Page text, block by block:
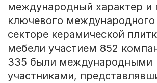
международный характер и
ключевого
секторе керамической
мебели участием 852
335 были международными
участниками,